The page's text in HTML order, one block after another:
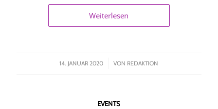
Weiterlesen
14. JANUAR 2020
/ VON REDAKTION
EVENTS